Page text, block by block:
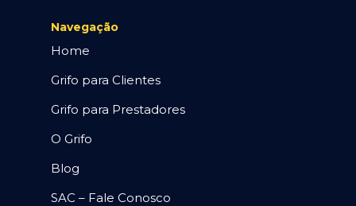
Navegação
Home
Grifo para Clientes
Grifo para Prestadores
O Grifo
Blog
SAC – Fale Conosco